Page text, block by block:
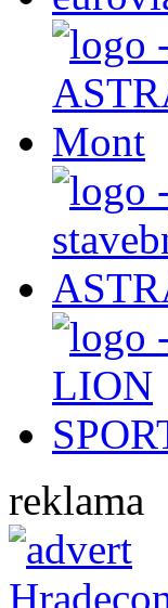
reklama